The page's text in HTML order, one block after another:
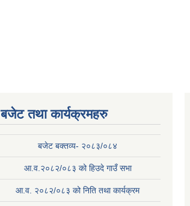
बजेट तथा कार्यक्रमहरु
बजेट बक्तव्य- २०८३/०८४
आ.व.२०८२/०८३ को हिउदे गाउँ सभा
आ.व. २०८२/०८३ को निति तथा कार्यक्रम